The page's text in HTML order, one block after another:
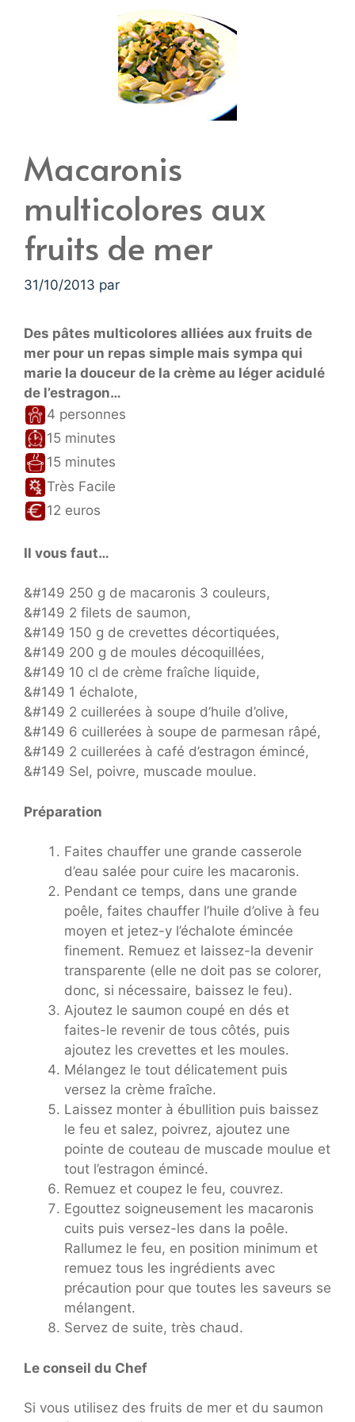
Macaronis
multicolores aux
fruits de mer
31/10/2013 par
Des pâtes multicolores alliées aux fruits de
mer pour un repas simple mais sympa qui
marie la douceur de la crème au léger acidulé
de l’estragon…
4 personnes
15 minutes
15 minutes
Très Facile
12 euros
Il vous faut…
&#149 250 g de macaronis 3 couleurs,
&#149 2 filets de saumon,
&#149 150 g de crevettes décortiquées,
&#149 200 g de moules décoquillées,
&#149 10 cl de crème fraîche liquide,
&#149 1 échalote,
&#149 2 cuillerées à soupe d’huile d’olive,
&#149 6 cuillerées à soupe de parmesan râpé,
&#149 2 cuillerées à café d’estragon émincé,
&#149 Sel, poivre, muscade moulue.
Préparation
Faites chauffer une grande casserole
d’eau salée pour cuire les macaronis.
Pendant ce temps, dans une grande
poêle, faites chauffer l’huile d’olive à feu
moyen et jetez-y l’échalote émincée
finement. Remuez et laissez-la devenir
transparente (elle ne doit pas se colorer,
donc, si nécessaire, baissez le feu).
Ajoutez le saumon coupé en dés et
faites-le revenir de tous côtés, puis
ajoutez les crevettes et les moules.
Mélangez le tout délicatement puis
versez la crème fraîche.
Laissez monter à ébullition puis baissez
le feu et salez, poivrez, ajoutez une
pointe de couteau de muscade moulue et
tout l’estragon émincé.
Remuez et coupez le feu, couvrez.
Egouttez soigneusement les macaronis
cuits puis versez-les dans la poêle.
Rallumez le feu, en position minimum et
remuez tous les ingrédients avec
précaution pour que toutes les saveurs se
mélangent.
Servez de suite, très chaud.
Le conseil du Chef
Si vous utilisez des fruits de mer et du saumon